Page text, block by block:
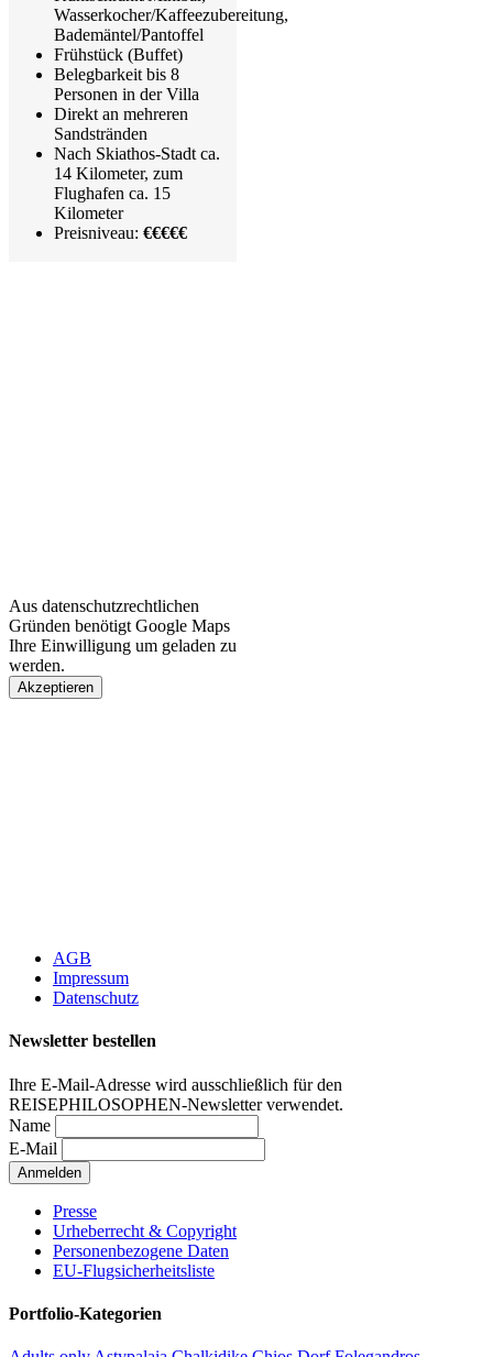
Wasserkocher/Kaffeezubereitung,
Bademäntel/Pantoffel
Frühstück (Buffet)
Belegbarkeit bis 8
Personen in der Villa
Direkt an mehreren
Sandstränden
Nach Skiathos-Stadt ca.
14 Kilometer, zum
Flughafen ca. 15
Kilometer
Preisniveau: €€€€€
Aus datenschutzrechtlichen
Gründen benötigt Google Maps
Ihre Einwilligung um geladen zu
werden.
Akzeptieren
AGB
Impressum
Datenschutz
Newsletter bestellen
Ihre E-Mail-Adresse wird ausschließlich für den
REISEPHILOSOPHEN-Newsletter verwendet.
Name
E-Mail
Presse
Urheberrecht & Copyright
Personenbezogene Daten
EU-Flugsicherheitsliste
Portfolio-Kategorien